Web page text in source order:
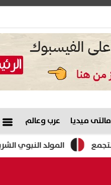
مالتى ميديا عرب وعالم
المولد النبوي الشريف 2026.. تعرف على موعد الإجازة الرسمية في مصر